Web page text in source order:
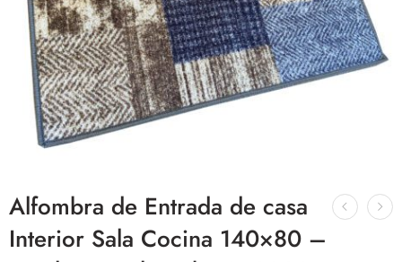
Alfombra de Entrada de casa
Interior Sala Cocina 140×80 –